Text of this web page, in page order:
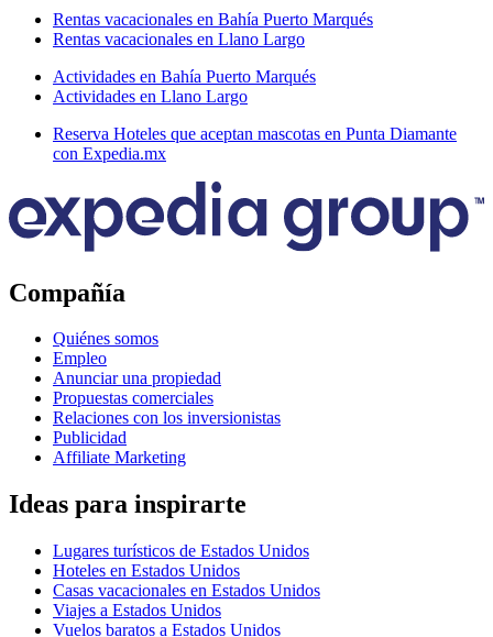
Rentas vacacionales en Bahía Puerto Marqués
Rentas vacacionales en Llano Largo
Actividades en Bahía Puerto Marqués
Actividades en Llano Largo
Reserva Hoteles que aceptan mascotas en Punta Diamante
con Expedia.mx
Compañía
Quiénes somos
Empleo
Anunciar una propiedad
Propuestas comerciales
Relaciones con los inversionistas
Publicidad
Affiliate Marketing
Ideas para inspirarte
Lugares turísticos de Estados Unidos
Hoteles en Estados Unidos
Casas vacacionales en Estados Unidos
Viajes a Estados Unidos
Vuelos baratos a Estados Unidos